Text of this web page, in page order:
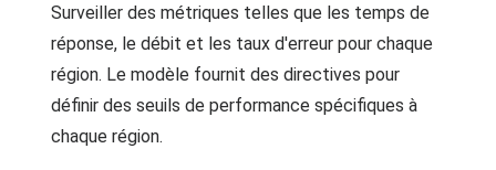
Surveiller des métriques telles que les temps de
réponse, le débit et les taux d'erreur pour chaque
région. Le modèle fournit des directives pour
définir des seuils de performance spécifiques à
chaque région.